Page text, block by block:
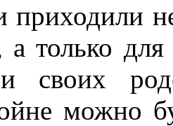
приходили
а только
своих
можно